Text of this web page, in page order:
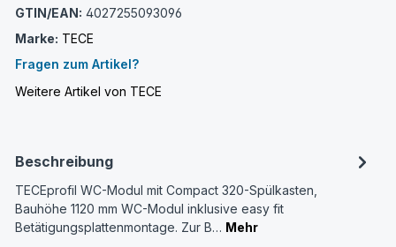
GTIN/EAN: 4027255093096
Marke: TECE
Fragen zum Artikel?
Weitere Artikel von TECE
Beschreibung
TECEprofil WC-Modul mit Compact 320-Spülkasten,
Bauhöhe 1120 mm WC-Modul inklusive easy fit
Betätigungsplattenmontage. Zur B… Mehr